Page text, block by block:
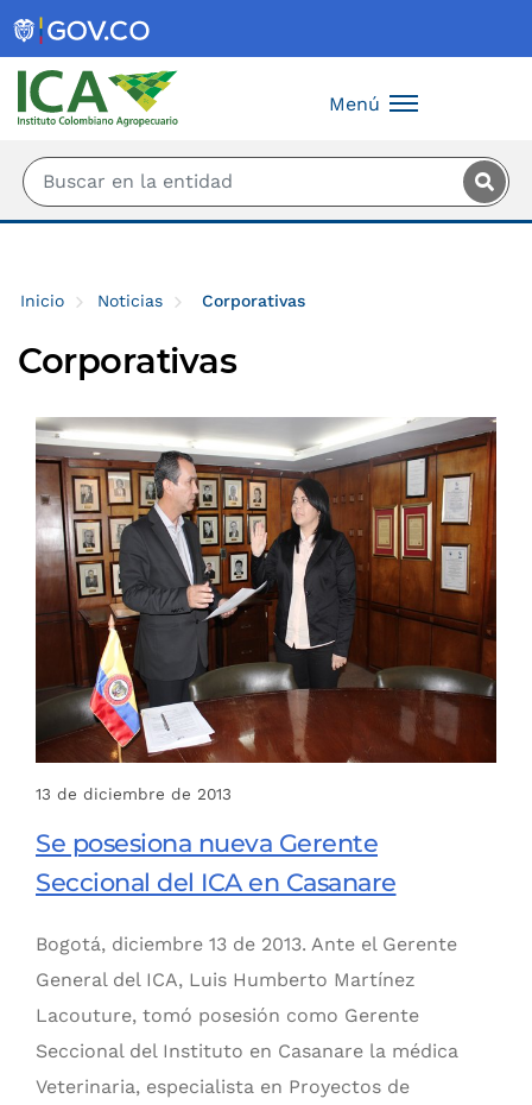
Menú
Inicio Noticias Corporativas
Corporativas
13 de diciembre de 2013
Se posesiona nueva Gerente
Seccional del ICA en Casanare
Bogotá, diciembre 13 de 2013. Ante el Gerente
General del ICA, Luis Humberto Martínez
Lacouture, tomó posesión como Gerente
Seccional del Instituto en Casanare la médica
Veterinaria, especialista en Proyectos de